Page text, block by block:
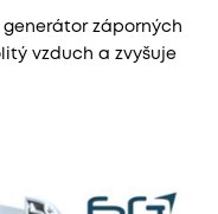
generátor záporných
vzduch a zvyšuje